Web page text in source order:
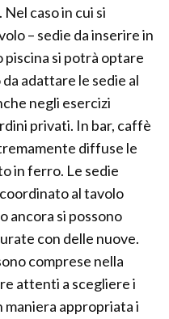
caso in cui si
– sedie da inserire in
piscina si potrà optare
adattare le sedie al
negli esercizi
privati. In bar, caffè
diffuse le
in ferro. Le sedie
al tavolo
ancora si possono
con delle nuove.
comprese nella
attenti a scegliere i
maniera appropriata i